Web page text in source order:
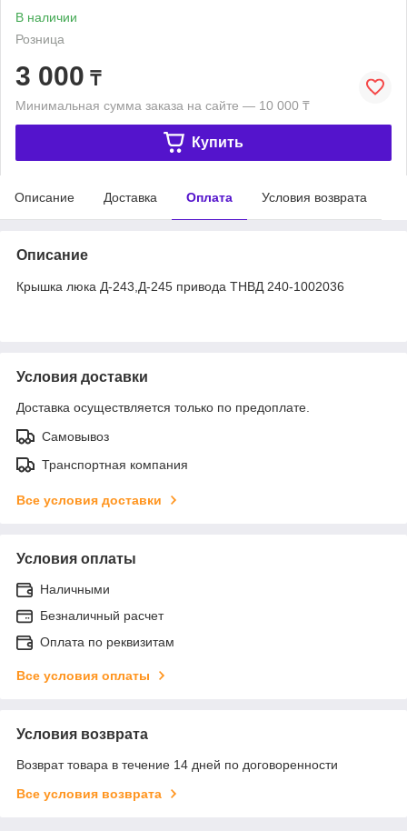
В наличии
Розница
3 000 ₸
Минимальная сумма заказа на сайте — 10 000 ₸
Купить
Описание Доставка Оплата Условия возврата
Описание
Крышка люка Д-243,Д-245 привода ТНВД 240-1002036
Условия доставки
Доставка осуществляется только по предоплате.
Самовывоз
Транспортная компания
Все условия доставки
Условия оплаты
Наличными
Безналичный расчет
Оплата по реквизитам
Все условия оплаты
Условия возврата
Возврат товара в течение 14 дней по договоренности
Все условия возврата